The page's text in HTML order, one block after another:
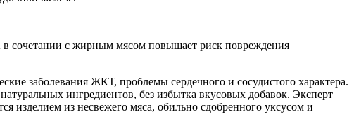
в сочетании с жирным мясом повышает риск повреждения
заболевания ЖКТ, проблемы сердечного и сосудистого характера.
ингредиентов, без избытка вкусовых добавок. Эксперт
из несвежего мяса, обильно сдобренного уксусом и